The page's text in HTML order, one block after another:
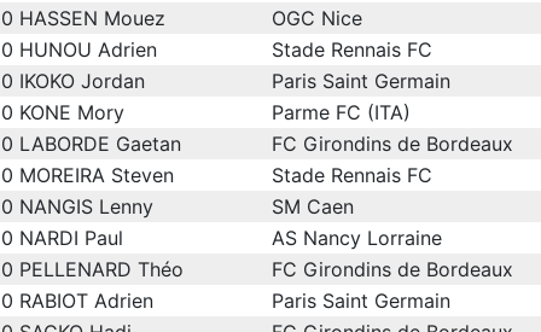
0 HASSEN Mouez
OGC Nice
0 HUNOU Adrien
Stade Rennais FC
0 IKOKO Jordan
Paris Saint Germain
0 KONE Mory
Parme FC (ITA)
0 LABORDE Gaetan
FC Girondins de Bordeaux
0 MOREIRA Steven
Stade Rennais FC
0 NANGIS Lenny
SM Caen
0 NARDI Paul
AS Nancy Lorraine
0 PELLENARD Théo
FC Girondins de Bordeaux
0 RABIOT Adrien
Paris Saint Germain